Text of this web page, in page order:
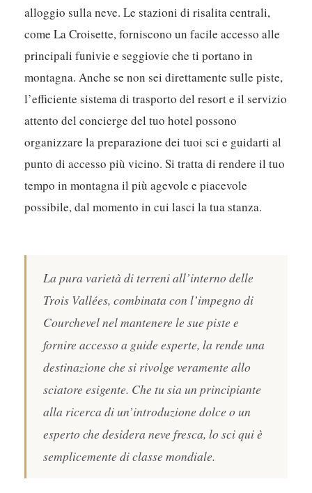
alloggio sulla neve. Le stazioni di risalita centrali,
come La Croisette, forniscono un facile accesso alle
principali funivie e seggiovie che ti portano in
montagna. Anche se non sei direttamente sulle piste,
l’efficiente sistema di trasporto del resort e il servizio
attento del concierge del tuo hotel possono
organizzare la preparazione dei tuoi sci e guidarti al
punto di accesso più vicino. Si tratta di rendere il tuo
tempo in montagna il più agevole e piacevole
possibile, dal momento in cui lasci la tua stanza.
La pura varietà di terreni all’interno delle
Trois Vallées, combinata con l’impegno di
Courchevel nel mantenere le sue piste e
fornire accesso a guide esperte, la rende una
destinazione che si rivolge veramente allo
sciatore esigente. Che tu sia un principiante
alla ricerca di un’introduzione dolce o un
esperto che desidera neve fresca, lo sci qui è
semplicemente di classe mondiale.